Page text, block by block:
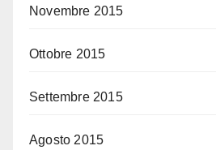
Novembre 2015
Ottobre 2015
Settembre 2015
Agosto 2015